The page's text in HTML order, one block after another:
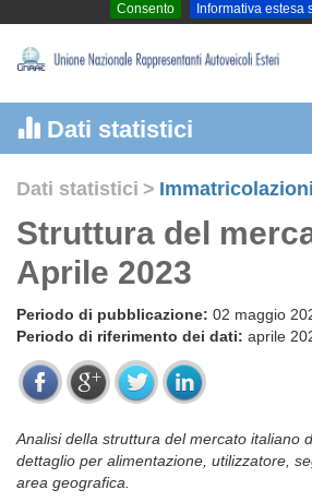
Consento
Informativa estesa
Dati statistici
Dati statistici > Immatricolazioni
Struttura del
Aprile 2023
Periodo di pubblicazione: 02 maggio
Periodo di riferimento dei dati: aprile
Analisi della struttura del mercato italiano
dettaglio per alimentazione, utilizzatore,
area geografica.